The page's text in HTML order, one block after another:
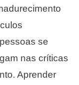
Manter
se
nas críticas
Aprender